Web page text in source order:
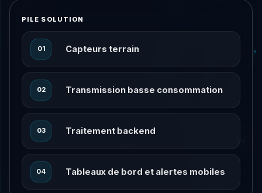
PILE SOLUTION
01 Capteurs terrain
02 Transmission basse consommation
03 Traitement backend
04 Tableaux de bord et alertes mobiles